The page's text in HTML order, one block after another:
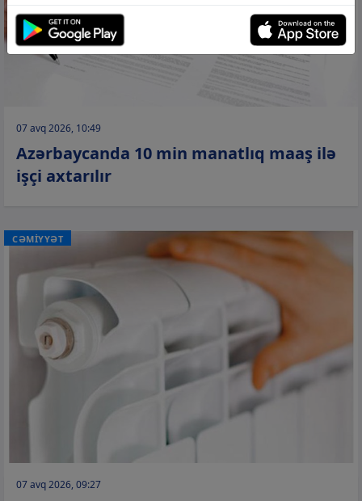
07 avq 2026, 10:49
Azərbaycanda 10 min manatlıq maaş ilə
işçi axtarılır
CƏMİYYƏT
07 avq 2026, 09:27